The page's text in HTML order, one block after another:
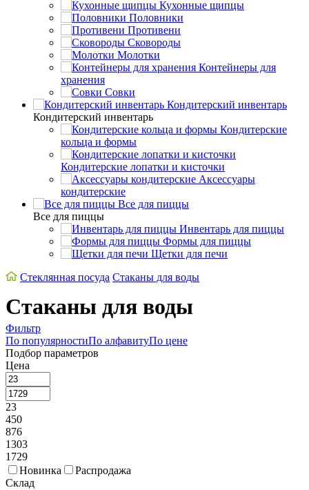
Кухонные щипцы
Половники
Противени
Сковороды
Молотки
Контейнеры для
хранения
Совки
Кондитерский инвентарь
Кондитерский инвентарь
Кондитерские
кольца и формы
Кондитерские лопатки и кисточки
Аксессуары
кондитерские
Все для пиццы
Все для пиццы
Инвентарь для пиццы
Формы для пиццы
Щетки для печи
Стеклянная посуда Стаканы для воды
Стаканы для воды
Фильтр
По популярностиПо алфавитуПо цене
Подбор параметров
Цена
23
450
876
1303
1729
Новинка
Распродажа
Склад